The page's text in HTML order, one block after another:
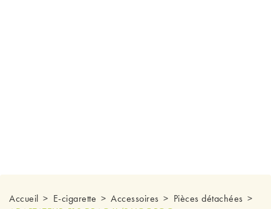
Accueil E-cigarette Accessoires
Pièces détachées